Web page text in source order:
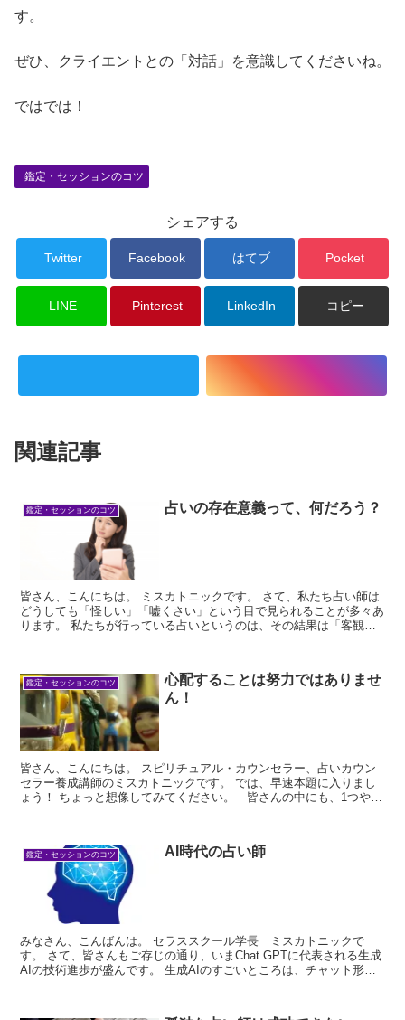
す。
ぜひ、クライエントとの「対話」を意識してくださいね。
ではでは！
鑑定・セッションのコツ
シェアする
Twitter Facebook はてブ Pocket
LINE Pinterest LinkedIn コピー
関連記事
鑑定・セッションのコツ 占いの存在意義って、何だろう？
皆さん、こんにちは。 ミスカトニックです。 さて、私たち占い師は
どうしても「怪しい」「嘘くさい」という目で見られることが多々あ
ります。 私たちが行っている占いというのは、その結果は「客観
鑑定・セッションのコツ
心配することは努力ではありませ
ん！
皆さん、こんにちは。 スピリチュアル・カウンセラー、占いカウン
セラー養成講師のミスカトニックです。 では、早速本題に入りまし
ょう！ ちょっと想像してみてください。 皆さんの中にも、1つや2
鑑定・セッションのコツ AI時代の占い師
みなさん、こんばんは。 セラススクール学長 ミスカトニックで
す。 さて、皆さんもご存じの通り、いまChat GPTに代表される生成
AIの技術進歩が盛んです。 生成AIのすごいところは、チャット形式